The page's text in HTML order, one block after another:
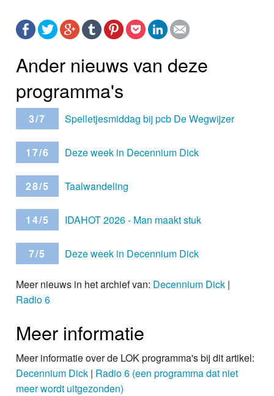
Ander nieuws van deze
programma's
3/7 Spelletjesmiddag bij pcb De Wegwijzer
17/6 Deze week in Decennium Dick
28/5 Taalwandeling
14/5 IDAHOT 2026 - Man maakt stuk
7/5 Deze week in Decennium Dick
Meer nieuws in het archief van: Decennium Dick |
Radio 6
Meer informatie
Meer informatie over de LOK programma's bij dit artikel:
Decennium Dick | Radio 6 (een programma dat niet
meer wordt uitgezonden)